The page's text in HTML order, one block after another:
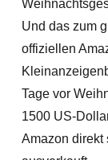
Und das zum
offiziellen
Tage vor
1500 US-
Amazon